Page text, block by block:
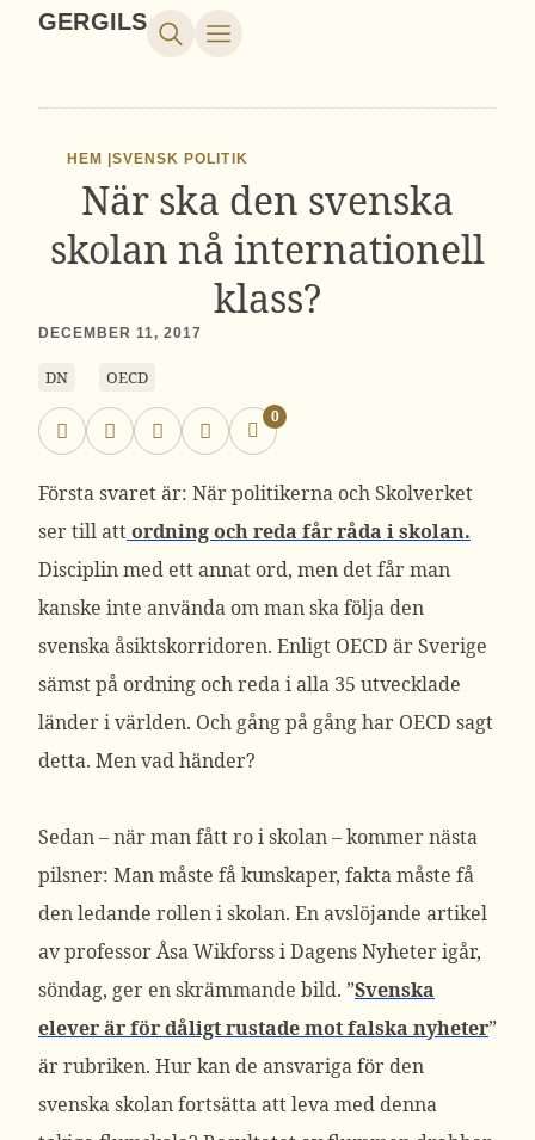
GERGILS
HEM |SVENSK POLITIK
När ska den svenska
skolan nå internationell
klass?
DECEMBER 11, 2017
DN OECD
0
Första svaret är: När politikerna och Skolverket
ser till attordning och reda får råda i skolan.
Disciplin med ett annat ord, men det får man
kanske inte använda om man ska följa den
svenska åsiktskorridoren. Enligt OECD är Sverige
sämst på ordning och reda i alla 35 utvecklade
länder i världen. Och gång på gång har OECD sagt
detta. Men vad händer?
Sedan – när man fått ro i skolan – kommer nästa
pilsner: Man måste få kunskaper, fakta måste få
den ledande rollen i skolan. En avslöjande artikel
av professor Åsa Wikforss i Dagens Nyheter igår,
söndag, ger en skrämmande bild. ”Svenska
elever är för dåligt rustade mot falska nyheter”
är rubriken. Hur kan de ansvariga för den
svenska skolan fortsätta att leva med denna